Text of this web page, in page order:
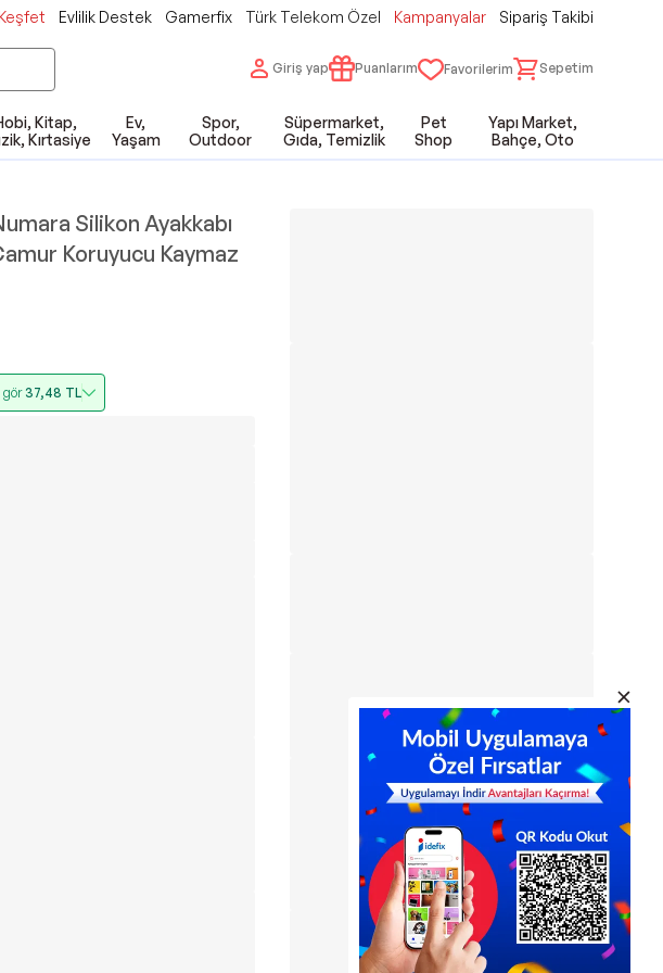
Evlilik Destek Gamerfix Türk Telekom Özel Kampanyalar Sipariş Takibi
Giriş yap Puanlarım Favorilerim Sepetim
Kitap,
Kırtasiye
Ev,
Yaşam
Spor,
Outdoor
Süpermarket,
Gıda, Temizlik
Pet
Shop
Yapı Market,
Bahçe, Oto
Silikon Ayakkabı
Koruyucu Kaymaz
gör37,48 TL